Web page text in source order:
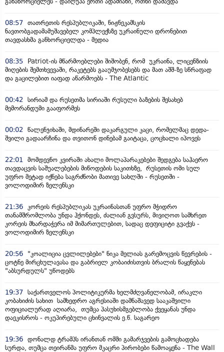
08:57 თათრეთის რესპუბლიკაში, ნიჟნეკამსკის
ნავთობგადამამუშავებელ კომპლექსზე უკრაინული დრონებით
თავდასხმა განხორციელდა - მედია
08:35
Patriot-ის მწარმოებლები შიშობენ, რომ უკრაინა, ლიცენზიის
მიღების შემთხვევაში, რაკეტებს გააუმჯობესებს და მათ აშშ-ზე სწრაფად
და გაცილებით იაფად აწარმოებს - The Atlantic
00:42 სირიამ და რუსეთმა სირიაში რუსული ბაზების შესახებ
მემორანდუმი გააფორმეს
00:02 წალენჯიხაში, მდინარეში დაკარგული კაცი, რომელმაც დედა-
შვილი გადაარჩინა და თვითონ დინებამ გაიტაცა, ცოცხალი იპოვეს
22:01 მომდევნო კვირაში ახალი მოლაპარაკებები შედგება საჰაერო
თავდაცვის საშუალებების მიწოდების საკითხზე, რუსეთის ომი სულ
უფრო მეტად იქნება საგრძნობი მათივე სახლში - რუსეთში -
ვოლოდიმირ ზელენსკი
21:36 კორეის რესპუბლიკას უკრაინასთან უფრო მჭიდრო
თანამშრომლობა უნდა ჰქონდეს, ძალიან გვსურს, მივიღოთ სამხრეთ
კორეის მხარდაჭერა იმ მიმართულებით, სადაც დეფიციტი გვაქვს -
ვოლოდიმირ ზელენსკი
20:56
"კოალიცია ცვლილებები" ნიკა მელიას გარემოცვის წევრების -
ცოტნე მირცხულავასა და გაბრიელ კობაიძისთვის ბრალის წაყენებას
"აბსურდულს" უწოდებს
19:37 საქართველოს პოლიტიკურმა ხელმძღვანელობამ, ირაკლი
კობახიძის სახით სამხედრო აგრესიაში დამნაშავედ სააკაშვილი
ოფიციალურად აღიარა, თუმცა პასუხისმგებლობა ქვეყანას უნდა
დაეკისროს - ოკუპირებული ცხინვალის ე.წ. საგარეო
19:36 დონალდ ტრამპს ირანთან ომში გამარჯვების გამოცხადება
სურდა, თუმცა თეირანმა უფრო მკაცრი პირობები წამოაყენა - The Wall